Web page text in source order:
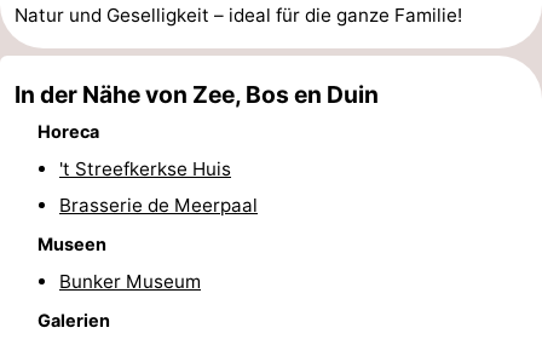
Parafliegen
-
Sportangeln
Essen
trinken
Ringstechen
Zoutelande
Actief
Praktisch
Natur und Geselligkeit – ideal für die ganze Familie!
In der Nähe von Zee, Bos en Duin
Horeca
't Streefkerkse Huis
Brasserie de Meerpaal
Museen
Bunker Museum
Galerien